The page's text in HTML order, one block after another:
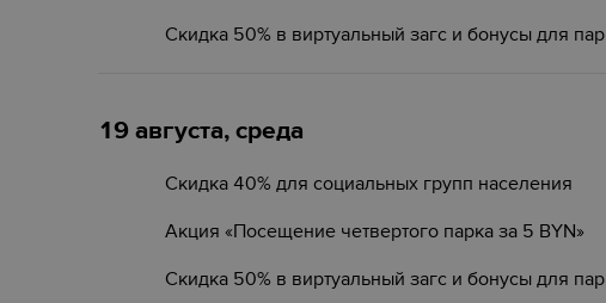
Скидка 50% в виртуальный загс и бонусы для пар
19 августа, среда
Скидка 40% для социальных групп населения
Акция «Посещение четвертого парка за 5 BYN»
Скидка 50% в виртуальный загс и бонусы для пар